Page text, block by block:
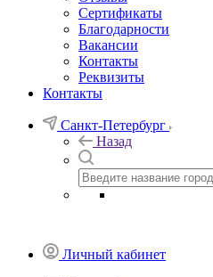
Сертификаты
Благодарности
Вакансии
Контакты
Реквизиты
Контакты
Санкт-Петербург
Назад
Личный кабинет